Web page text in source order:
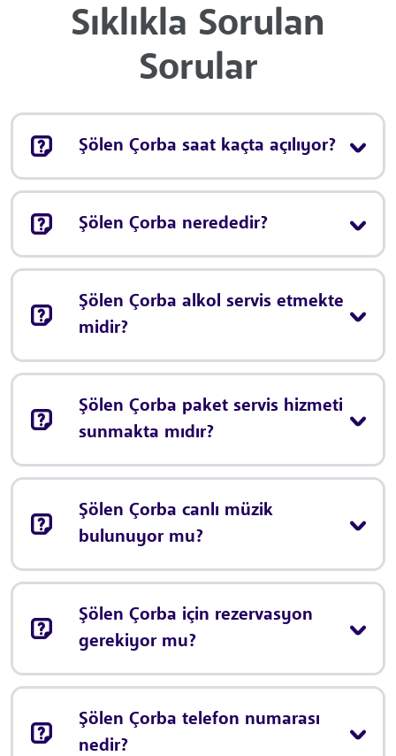
Sıklıkla Sorulan
Sorular
Şölen Çorba saat kaçta açılıyor?
Şölen Çorba nerededir?
Şölen Çorba alkol servis etmekte
midir?
Şölen Çorba paket servis hizmeti
sunmakta mıdır?
Şölen Çorba canlı müzik
bulunuyor mu?
Şölen Çorba için rezervasyon
gerekiyor mu?
Şölen Çorba telefon numarası
nedir?